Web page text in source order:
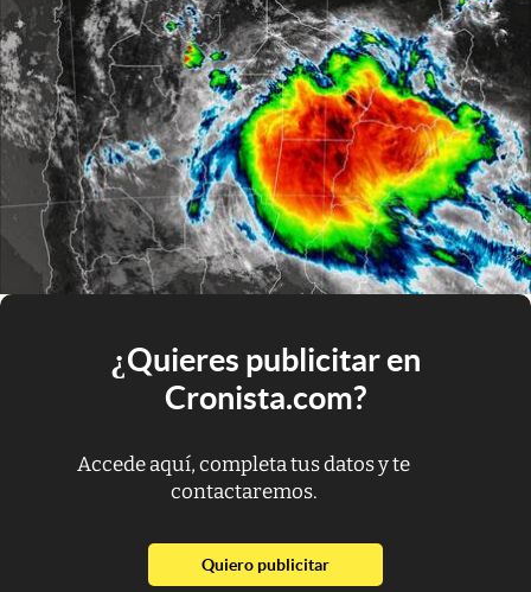
¿Quieres publicitar en
Cronista.com?
Accede aquí, completa tus datos y te
contactaremos.
Quiero publicitarabre en nueva pestaña